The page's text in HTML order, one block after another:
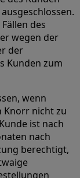
des
wegen der
der
Kunden zum
wenn
Knorr nicht zu
ist nach
nach
berechtigt,